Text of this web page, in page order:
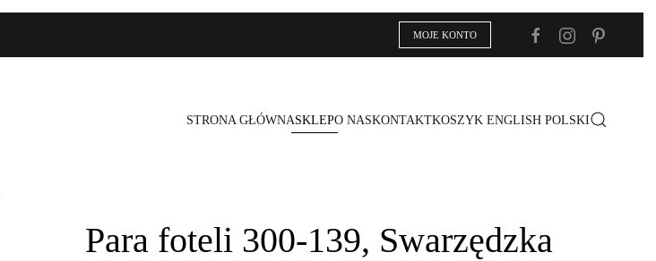
MOJE KONTO
STRONA GŁÓWNASKLEPO NASKONTAKTKOSZYK ENGLISH POLSKI
Para foteli 300-139, Swarzędzka